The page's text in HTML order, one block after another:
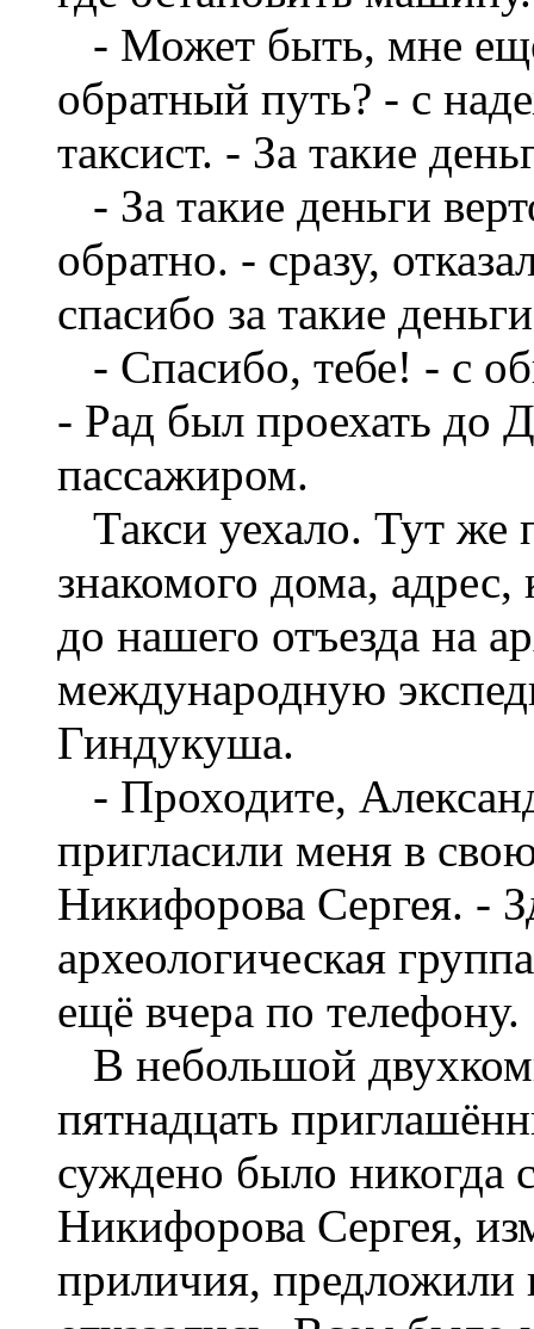
- Может быть, мне
обратный путь? - с
таксист. - За такие
- За такие деньги
обратно. - сразу,
спасибо за такие
- Спасибо, тебе! - с
- Рад был проехать до
пассажиром.
Такси уехало. Тут же
знакомого дома, адрес,
до нашего отъезда на
международную
Гиндукуша.
- Проходите,
пригласили меня в
Никифорова Сергея. -
археологическая
ещё вчера по телефону.
В небольшой
пятнадцать
суждено было никогда
Никифорова Сергея,
приличия, предложили